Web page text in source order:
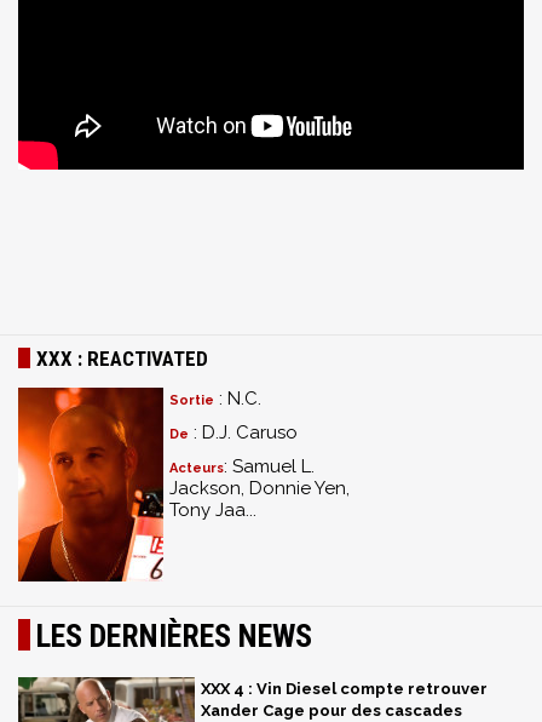
XXX : REACTIVATED
Sortie : N.C.
De : D.J. Caruso
Acteurs: Samuel L.
Jackson, Donnie Yen,
Tony Jaa...
LES DERNIÈRES NEWS
XXX 4 : Vin Diesel compte retrouver
Xander Cage pour des cascades